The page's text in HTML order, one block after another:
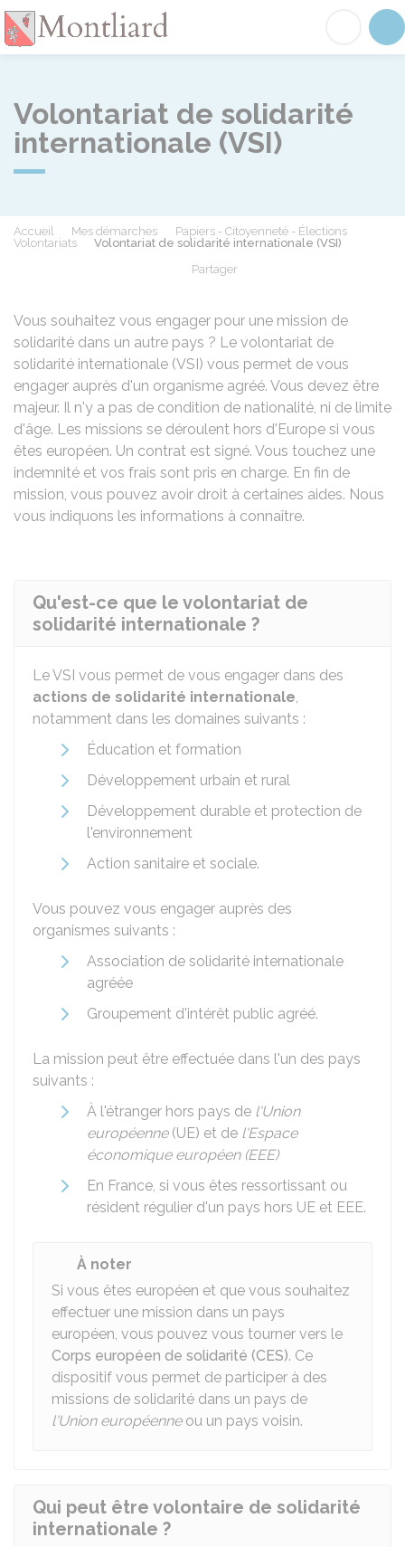
Volontariat de solidarité
internationale (VSI)
Accueil Mes démarches
Papiers - Citoyenneté - Élections
Volontariats
Volontariat de solidarité internationale (VSI)
Partager
Vous souhaitez vous engager pour une mission de
solidarité dans un autre pays ? Le volontariat de
solidarité internationale (VSI) vous permet de vous
engager auprès d'un organisme agréé. Vous devez être
majeur. Il n'y a pas de condition de nationalité, ni de limite
d'âge. Les missions se déroulent hors d'Europe si vous
êtes européen. Un contrat est signé. Vous touchez une
indemnité et vos frais sont pris en charge. En fin de
mission, vous pouvez avoir droit à certaines aides. Nous
vous indiquons les informations à connaître.
Qu'est-ce que le volontariat de
solidarité internationale ?
Le VSI vous permet de vous engager dans des
actions de solidarité internationale,
notamment dans les domaines suivants :
Éducation et formation
Développement urbain et rural
Développement durable et protection de
l'environnement
Action sanitaire et sociale.
Vous pouvez vous engager auprès des
organismes suivants :
Association de solidarité internationale
agréée
Groupement d'intérêt public agréé.
La mission peut être effectuée dans l'un des pays
suivants :
À l'étranger hors pays de l'Union
européenne(UE) et de l'Espace
économique européen (EEE)
En France, si vous êtes ressortissant ou
résident régulier d'un pays hors UE et EEE.
À noter
Si vous êtes européen et que vous souhaitez
effectuer une mission dans un pays
européen, vous pouvez vous tourner vers le
Corps européen de solidarité (CES). Ce
dispositif vous permet de participer à des
missions de solidarité dans un pays de
l'Union européenneou un pays voisin.
Qui peut être volontaire de solidarité
internationale ?